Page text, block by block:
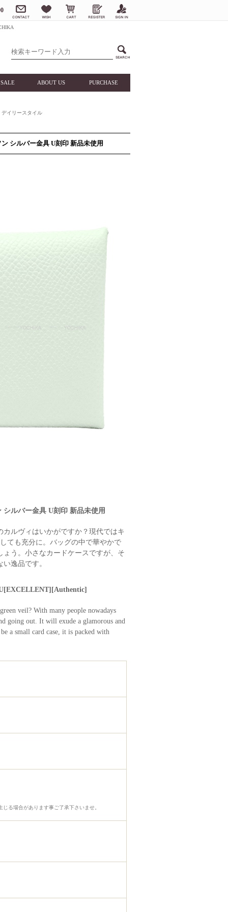
SALE ABOUT US PURCHASE
デイリースタイル
シルバー金具 U刻印 新品未使用
ルバー金具 U刻印 新品未使用
ルヴィはいかがですか？現代ではキ
ても充分に。バッグの中で華やかで
う。小さなカードケースですが、そ
逸品です。
veil? With many people nowadays
going out. It will exude a glamorous and
a small card case, it is packed with
る場合があります事ご了承下さいませ。